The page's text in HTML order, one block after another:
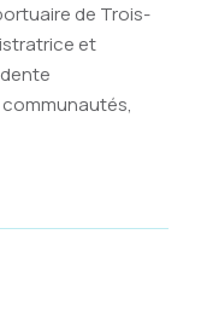
de Trois-
et